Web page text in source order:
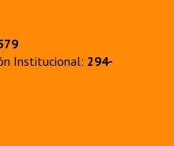
Institucional: 294-